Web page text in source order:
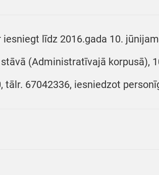
līdz 2016.gada 10.
(Administratīvajā korpusā),
tālr. 67042336, iesniedzot